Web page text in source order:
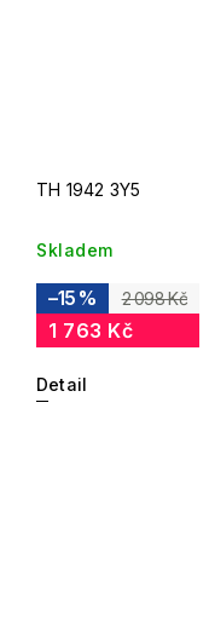
TH 1942 3Y5
Skladem
2 098 Kč
–15 %
1 763 Kč
Detail